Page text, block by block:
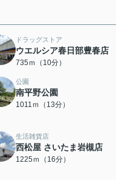
ドラッグストア
ウエルシア春日部豊春店
735ｍ（10分）
公園
南平野公園
1011ｍ（13分）
生活雑貨店
西松屋 さいたま岩槻店
1225ｍ（16分）